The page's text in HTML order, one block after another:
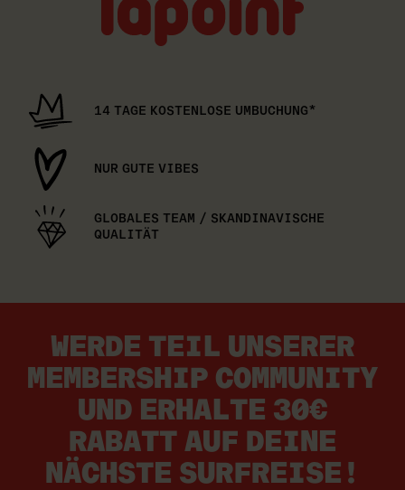
logo
14 TAGE KOSTENLOSE UMBUCHUNG*
NUR GUTE VIBES
GLOBALES TEAM / SKANDINAVISCHE
QUALITÄT
WERDE TEIL UNSERER
MEMBERSHIP COMMUNITY
UND ERHALTE 30€
RABATT AUF DEINE
NÄCHSTE SURFREISE!